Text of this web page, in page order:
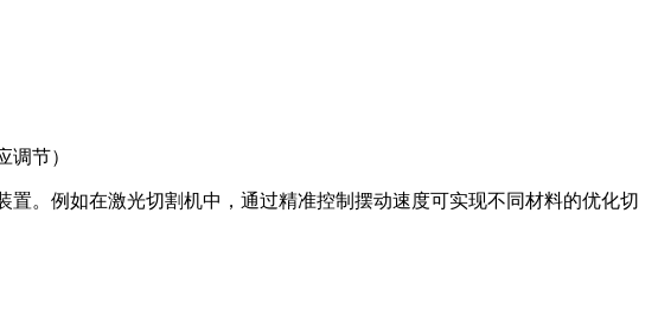
节）
。例如在激光切割机中，通过精准控制摆动速度可实现不同材料的优化切